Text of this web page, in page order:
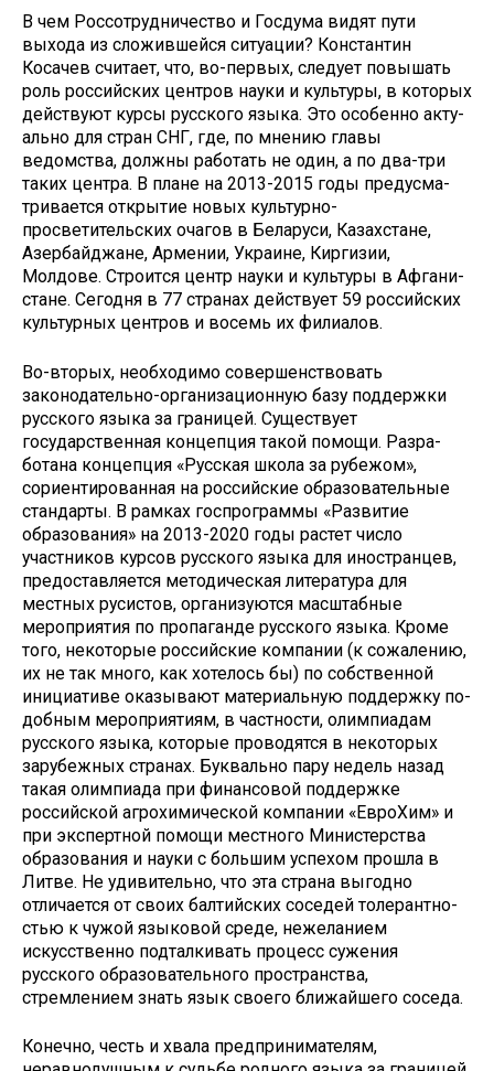
В чем Россотрудничество и Госду­ма видят пути
выхода из сложившейся ситуации? Константин
Косачев счита­ет, что, во-первых, следует повышать
роль российских центров науки и культуры, в которых
действуют курсы русского языка. Это особенно акту­
ально для стран СНГ, где, по мнению главы
ведомства, должны работать не один, а по два-три
таких центра. В плане на 2013-2015 годы предусма­
тривается открытие новых культурно-
просветительских очагов в Беларуси, Казахстане,
Азербайджане, Армении, Украине, Киргизии,
Молдове. Строит­ся центр науки и культуры в Афгани­
стане. Сегодня в 77 странах действует 59 российских
культурных центров и восемь их филиалов.
Во-вторых, необходимо совершен­ствовать
законодательно-организаци­онную базу поддержки
русского языка за границей. Существует
государствен­ная концепция такой помощи. Разра­
ботана концепция «Русская школа за рубежом»,
сориентированная на рос­сийские образовательные
стандарты. В рамках госпрограммы «Развитие
образования» на 2013-2020 годы рас­тет число
участников курсов русского языка для иностранцев,
предостав­ляется методическая литература для
местных русистов, организуются мас­штабные
мероприятия по пропаганде русского языка. Кроме
того, некото­рые российские компании (к сожа­лению,
их не так много, как хотелось бы) по собственной
инициативе ока­зывают материальную поддержку по­
добным мероприятиям, в частности, олимпиадам
русского языка, которые проводятся в некоторых
зарубежных странах. Буквально пару недель назад
такая олимпиада при финансовой под­держке
российской агрохимической компании «ЕвроХим» и
при эксперт­ной помощи местного Министерства
образования и науки с большим успе­хом прошла в
Литве. Не удивительно, что эта страна выгодно
отличается от своих балтийских соседей толерантно­
стью к чужой языковой среде, нежела­нием
искусственно подталкивать про­цесс сужения
русского образователь­ного пространства,
стремлением знать язык своего ближайшего соседа.
Конечно, честь и хвала предпри­нимателям,